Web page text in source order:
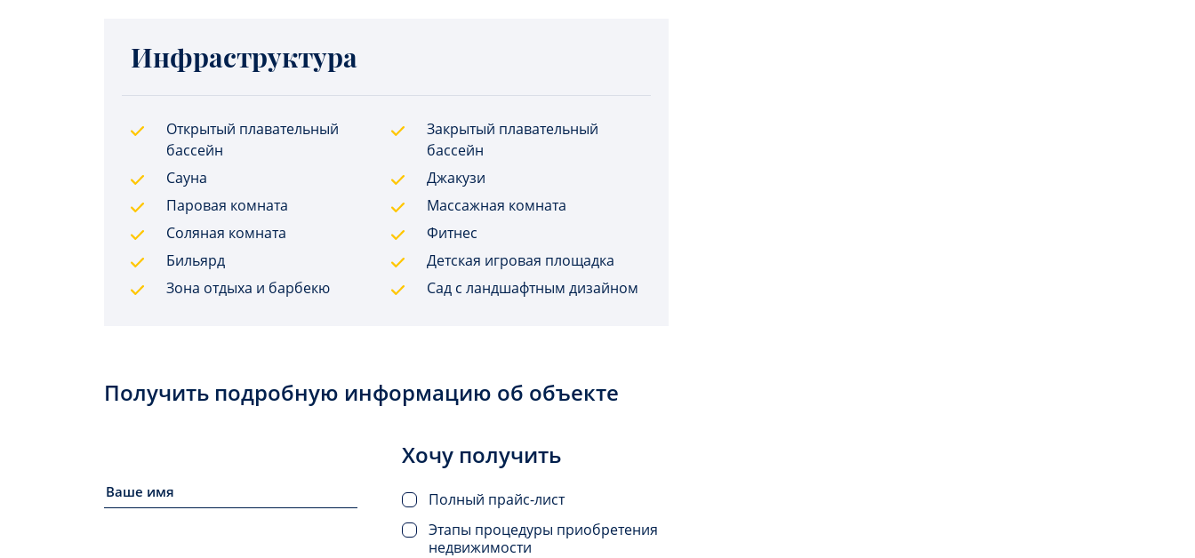
Инфраструктура
Открытый плавательный
бассейн
Закрытый плавательный
бассейн
Сауна
Джакузи
Паровая комната
Массажная комната
Соляная комната
Фитнес
Бильярд
Детская игровая площадка
Зона отдыха и барбекю
Сад с ландшафтным дизайном
Получить подробную информацию об объекте
Хочу получить
Полный прайс-лист
Этапы процедуры приобретения
недвижимости